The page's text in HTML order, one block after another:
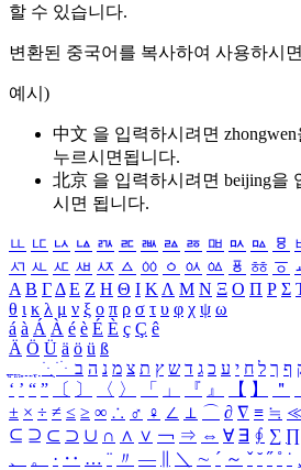
할 수 있습니다.
변환된 중국어를 복사하여 사용하시
예시)
中文 을 입력하시려면 zhongwen
누르시면됩니다.
北京 을 입력하시려면 beijing을
시면 됩니다.
ㅥ ㅦ ㅧ ㅨ ㅩ ㅪ ㅫ ㅬ ㅭ ㅮ ㅯ ㅰ ㅱ
ㅺ ㅻ ㅼ ㅽ ㅾ ㅿ ㆀ ㆁ ㆂ ㆃ ㆄ ㆅ ㆆ
Α Β ΓΔ Ε Ζ Η Θ Ι ΚΛ Μ Ν Ξ Ο Π Ρ Σ
θ ι κ λ μ ν ξ ο π ρ σ τ υ φ χ ψ ω
á à Á À é è É È ç Ç ê
Ä Ö Ü ä ö ü ß
ִֶֹ ֻּ ׁׂ ף ך ל ח י ע כ ג ד ש ץ ת צ מ נ ה ב
‘ ’ “ ” 〔 〕 〈 〉 「 」 『 』 【 】 ＂
± × ÷ ≠ ≤ ≥ ∞ ∴ ♂ ♀ ∠ ⊥ ⌒ ∂ ∇ ≡ ≒
⊆ ⊇ ⊂ ⊃ ∪ ∩ ∧ ∨ ￢ ⇒ ⇔ ∀ ∃ ∮ ∑ ∏
、
。 · ‥ … ¨ 〃 ― ＼ ∼ ´ ～ ˇ ˘ ˝ ˚ ˙ ¸